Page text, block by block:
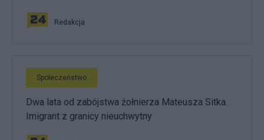
Redakcja
Społeczeństwo
Dwa lata od zabójstwa żołnierza Mateusza Sitka.
Imigrant z granicy nieuchwytny